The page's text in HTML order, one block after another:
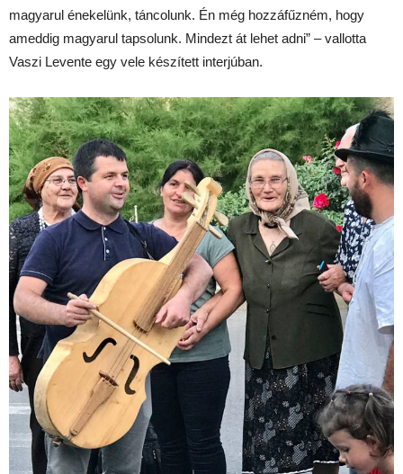
magyarul énekelünk, táncolunk. Én még hozzáfűzném, hogy
ameddig magyarul tapsolunk. Mindezt át lehet adni” – vallotta
Vaszi Levente egy vele készített interjúban.